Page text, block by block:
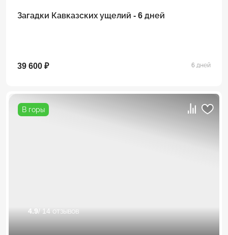
Загадки Кавказских ущелий - 6 дней
39 600 ₽ 6 дней
В горы
4.9 / 14 отзывов